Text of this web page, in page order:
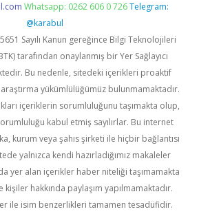
Whatsapp: 0262 606 0 726 Telegram:
@karabul
Sayılı Kanun gereğince Bilgi Teknolojileri
tarafından onaylanmış bir Yer Sağlayıcı
Bu nedenle, sitedeki içerikleri proaktif
yükümlülüğümüz bulunmamaktadır.
içeriklerin sorumluluğunu taşımakta olup,
kabul etmiş sayılırlar. Bu internet
kurum veya şahıs şirketi ile hiçbir bağlantısı
yalnızca kendi hazırladığımız makaleler
yer alan içerikler haber niteliği taşımamakta
hakkında paylaşım yapılmamaktadır.
ile isim benzerlikleri tamamen tesadüfidir.